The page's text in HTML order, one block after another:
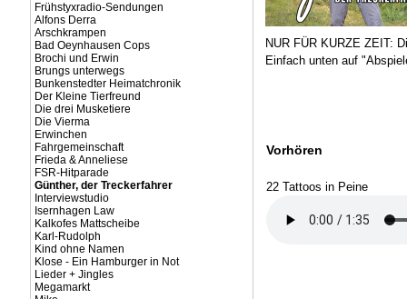
Frühstyxradio-Sendungen
Alfons Derra
Arschkrampen
Bad Oeynhausen Cops
Brochi und Erwin
Brungs unterwegs
Bunkenstedter Heimatchronik
Der Kleine Tierfreund
Die drei Musketiere
Die Vierma
Erwinchen
Fahrgemeinschaft
Frieda & Anneliese
FSR-Hitparade
Günther, der Treckerfahrer
Interviewstudio
Isernhagen Law
Kalkofes Mattscheibe
Karl-Rudolph
Kind ohne Namen
Klose - Ein Hamburger in Not
Lieder + Jingles
Megamarkt
NUR FÜR KURZE ZEIT:
Einfach unten auf
Vorhören
22 Tattoos in Peine